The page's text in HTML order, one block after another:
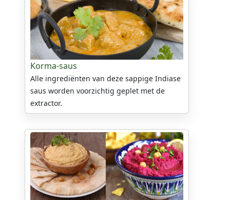
Korma-saus
Alle ingrediënten van deze sappige Indiase
saus worden voorzichtig geplet met de
extractor.